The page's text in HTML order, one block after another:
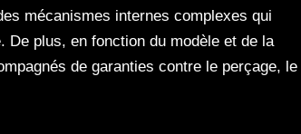
mécanismes internes complexes qui
plus, en fonction du modèle et de la
de garanties contre le perçage, le